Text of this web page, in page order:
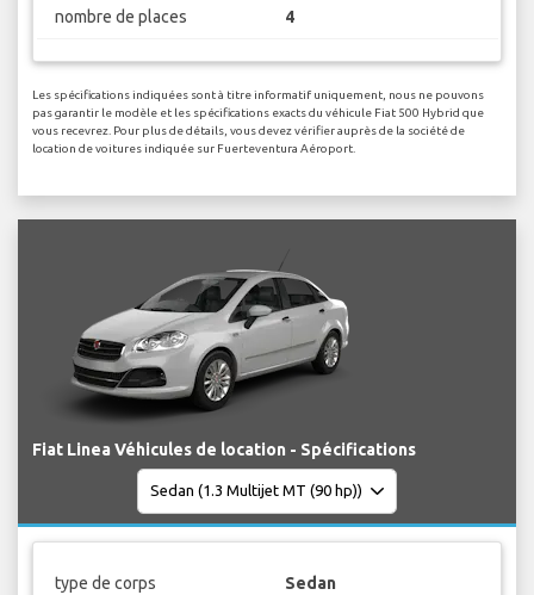
nombre de places 4
Les spécifications indiquées sont à titre informatif uniquement, nous ne pouvons
pas garantir le modèle et les spécifications exacts du véhicule Fiat 500 Hybrid que
vous recevrez. Pour plus de détails, vous devez vérifier auprès de la société de
location de voitures indiquée sur Fuerteventura Aéroport.
Fiat Linea Véhicules de location - Spécifications
type de corps Sedan